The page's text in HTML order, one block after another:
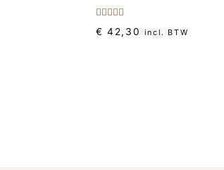
Gewaardeerd
5.00
€ 42,30 incl. BTW